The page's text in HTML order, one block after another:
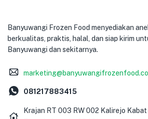
Banyuwangi Frozen Food menyediakan
berkualitas, praktis, halal, dan siap kirim
Banyuwangi dan sekitarnya.
081217883415
Krajan RT 003 RW 002 Kalirejo